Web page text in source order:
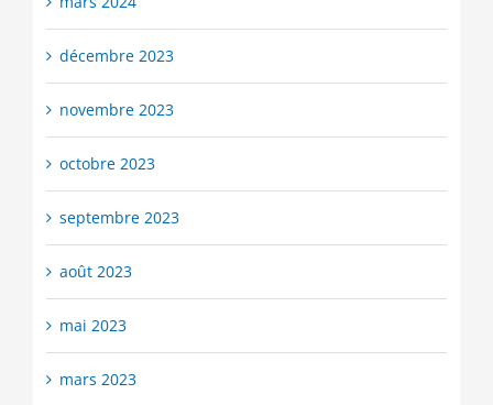
décembre 2023
novembre 2023
octobre 2023
septembre 2023
août 2023
mai 2023
mars 2023